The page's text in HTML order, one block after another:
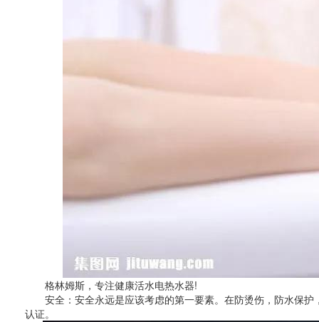
格林姆斯，专注健康活水电热水器!
安全：安全永远是应该考虑的第一要素。在防烫伤，防水保护
认证。